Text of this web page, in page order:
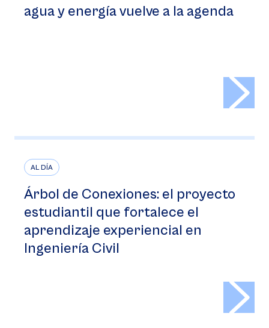
agua y energía vuelve a la agenda
AL DÍA
Árbol de Conexiones: el proyecto
estudiantil que fortalece el
aprendizaje experiencial en
Ingeniería Civil